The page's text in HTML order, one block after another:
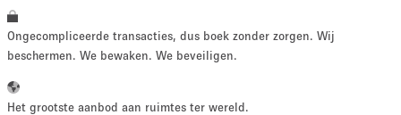
100 sq ft 5000+ sq ft
~ 13 mensen
Ongecompliceerde transacties, dus boek zonder zorgen. Wij
beschermen. We bewaken. We beveiligen.
Het grootste aanbod aan ruimtes ter wereld.